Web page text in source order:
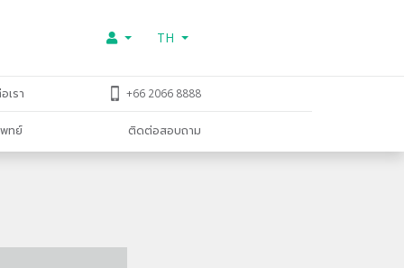
TH
เรา +66 2066 8888
ทย์ ติดต่อสอบถาม